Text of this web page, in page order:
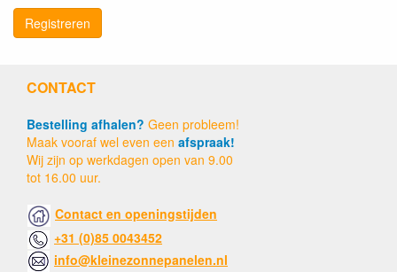
Registreren
CONTACT
Bestelling afhalen? Geen probleem!
Maak vooraf wel even een afspraak!
Wij zijn op werkdagen open van 9.00
tot 16.00 uur.
Contact en openingstijden
+31 (0)85 0043452
info@kleinezonnepanelen.nl